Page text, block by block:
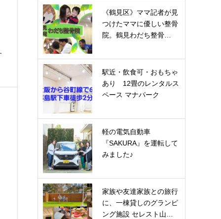
《鶴見区》ママ記者が見
つけたママに優しい整骨
院。鶴見わだち整骨…
駅近・飲食可・おもちゃ
あり 12畳のレンタルス
ペース マナパーク
軽の電気自動車
『SAKURA』を運転して
みました♪
家族や友達家族との旅行
に、一棟貸しのグランピ
ング施設 セレスト山…